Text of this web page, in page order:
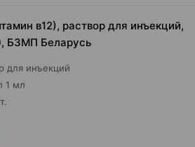
в12), раствор для инъекций,
БЗМП Беларусь
для инъекций
1 мл